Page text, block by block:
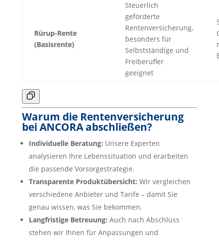
Rürup-Rente
(Basisrente)
Steuerlich
geförderte
Rentenversicherung,
besonders für
Selbstständige und
Freiberufler
geeignet
Warum die Rentenversicherung
bei ANCORA abschließen?
Individuelle Beratung: Unsere Experten
analysieren Ihre Lebenssituation und erarbeiten
die passende Vorsorgestrategie.
Transparente Produktübersicht: Wir vergleichen
verschiedene Anbieter und Tarife – damit Sie
genau wissen, was Sie bekommen.
Langfristige Betreuung: Auch nach Abschluss
stehen wir Ihnen für Anpassungen und